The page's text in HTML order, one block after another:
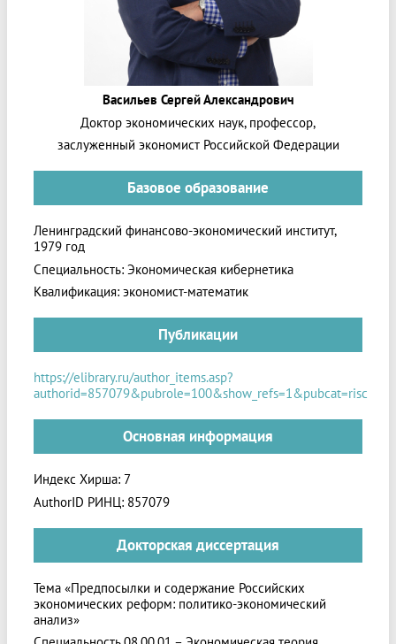
Васильев Сергей Александрович
Доктор экономических наук, профессор,
заслуженный экономист Российской Федерации
Базовое образование
Ленинградский финансово-экономический институт,
1979 год
Специальность: Экономическая кибернетика
Квалификация: экономист-математик
Публикации
https://elibrary.ru/author_items.asp?
authorid=857079&pubrole=100&show_refs=1&pubcat=risc
Основная информация
Индекс Хирша: 7
AuthorID РИНЦ: 857079
Докторская диссертация
Тема «Предпосылки и содержание Российских
экономических реформ: политико-экономический
анализ»